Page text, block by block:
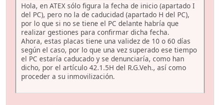
Hola, en ATEX sólo figura la fecha de inicio (apartado I
del PC), pero no la de caducidad (apartado H del PC),
por lo que si no se tiene el PC delante habría que
realizar gestiones para confirmar dicha fecha.
Ahora, estas placas tiene una validez de 10 o 60 días
según el caso, por lo que una vez superado ese tiempo
el PC estaría caducado y se denunciaría, como han
dicho, por el artículo 42.1.5H del R.G.Veh., así como
proceder a su inmovilización.